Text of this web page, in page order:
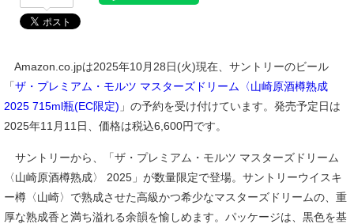
Amazon.co.jpは2025年10月28日(火)現在、サントリーのビール
「ザ・プレミアム・モルツ マスターズドリーム〈山崎原酒樽熟成
2025 715ml瓶(EC限定) 」の予約を受け付けています。発売予定日は
2025年11月11日、価格は税込6,600円です。
サントリーから、「ザ・プレミアム・モルツ マスターズドリーム
〈山崎原酒樽熟成〉 2025」が数量限定で登場。サントリーウイスキ
ー樽〈山崎〉で熟成させた高級かつ希少なマスターズドリームの、重
厚な熟成香と満ち溢れる余韻を愉しめます。パッケージは、黒色を基